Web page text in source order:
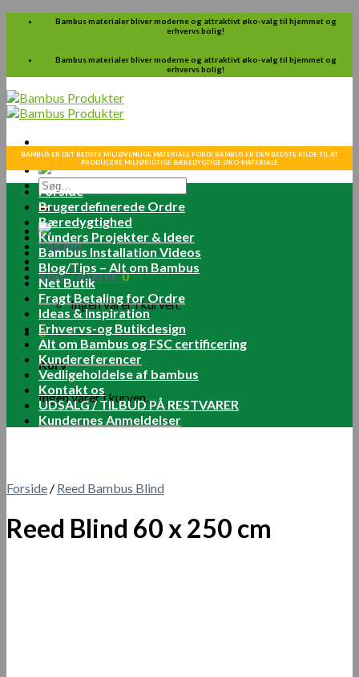
Skip
Bambus materialer bliver moderne og attraktivt øko-valg til hjemmet og
erhvervs bolig!
Bambus materialer bliver moderne og attraktivt øko-valg til hjemmet og
erhvervs bolig!
Søg
efter:
Log ind
Kurv /0.00kr.0
Ingen varer i kurven.
0
Kurv
Ingen varer i kurven.
BAMBUS ER DET BEDSTE MILJØVENLIGE MATERIALE FORDI BAMBUS ER DEN BEDSTE KILDE TIL AT
PRODUCERE MILJØRIGTIGE BÆREDYGTIGE ØKO-MATERIALE
Forside
Brugerdefinerede Ordre
Bæredygtighed
Kunders Projekter & Ideer
Bambus Installation Videos
Blog/Tips – Alt om Bambus
Net Butik
Fragt Betaling for Ordre
Ideas & Inspiration
Erhvervs-og Butikdesign
Alt om Bambus og FSC certificering
Kundereferencer
Vedligeholdelse af bambus
Kontakt os
UDSALG / TILBUD PÅ RESTVARER
Kundernes Anmeldelser
Forside / Reed Bambus Blind
Reed Blind 60 x 250 cm